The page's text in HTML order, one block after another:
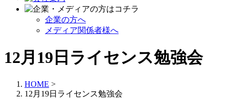
企業の方へ
メディア関係者様へ
12月19日ライセンス勉強会
HOME >
12月19日ライセンス勉強会